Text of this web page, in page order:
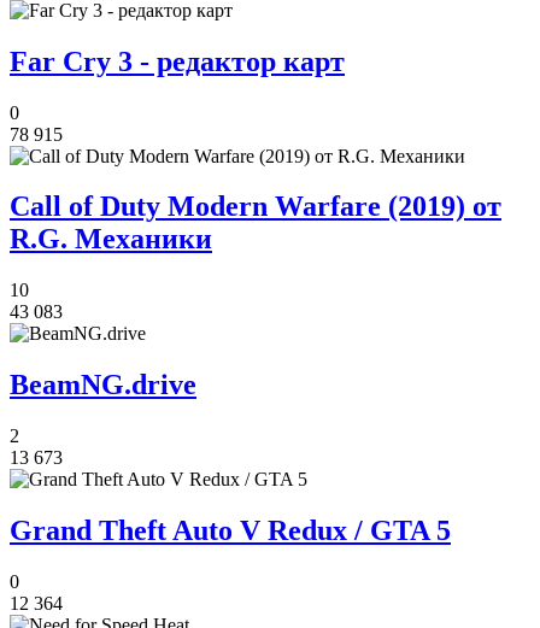
Far Cry 3 - редактор карт
0
78 915
Call of Duty Modern Warfare (2019) от
R.G. Механики
10
43 083
BeamNG.drive
2
13 673
Grand Theft Auto V Redux / GTA 5
0
12 364